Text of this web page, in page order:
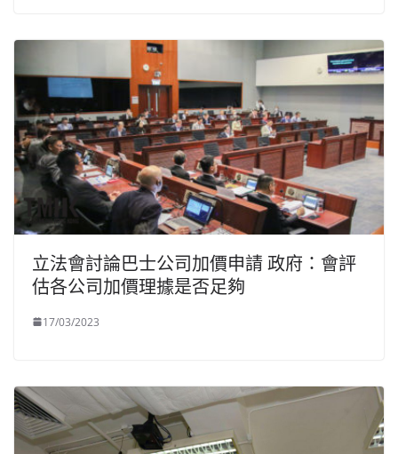
立法會討論巴士公司加價申請 政府：會評
估各公司加價理據是否足夠
17/03/2023